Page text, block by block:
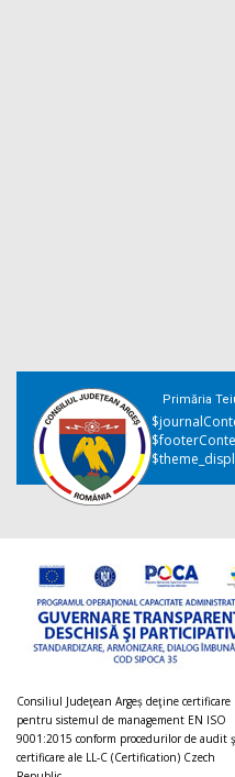
Primăria
Consiliul Judeţean Argeș deţine certificare
pentru sistemul de management EN ISO
9001:2015 conform procedurilor de audit
certificare ale LL-C (Certification) Czech